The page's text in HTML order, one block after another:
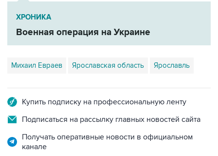
ХРОНИКА
Военная операция на Украине
Михаил Евраев Ярославская область Ярославль
Купить подписку на профессиональную ленту
Подписаться на рассылку главных новостей сайта
Получать оперативные новости в официальном
канале